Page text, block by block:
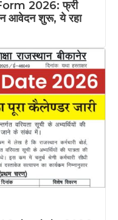
2026: फ्री
आवेदन शुरू, ये रहा